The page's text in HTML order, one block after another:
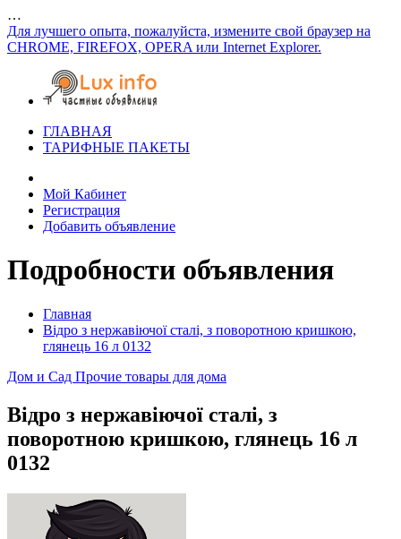
…
Для лучшего опыта, пожалуйста, измените свой браузер на
CHROME, FIREFOX, OPERA или Internet Explorer.
ГЛАВНАЯ
ТАРИФНЫЕ ПАКЕТЫ
Мой Кабинет
Регистрация
Добавить объявление
Подробности объявления
Главная
Відро з нержавіючої сталі, з поворотною кришкою,
глянець 16 л 0132
Дом и Сад Прочие товары для дома
Відро з нержавіючої сталі, з
поворотною кришкою, глянець 16 л
0132